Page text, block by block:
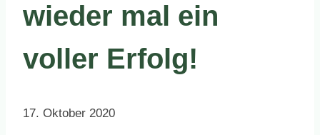
wieder mal ein
voller Erfolg!
17. Oktober 2020